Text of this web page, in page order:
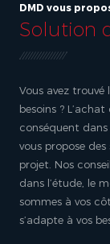
DMD vous
Solution
Vous avez
besoins ?
conséquent
vous propose
projet. Nos
dans l’étude, le
sommes à vos
s’adapte à vos